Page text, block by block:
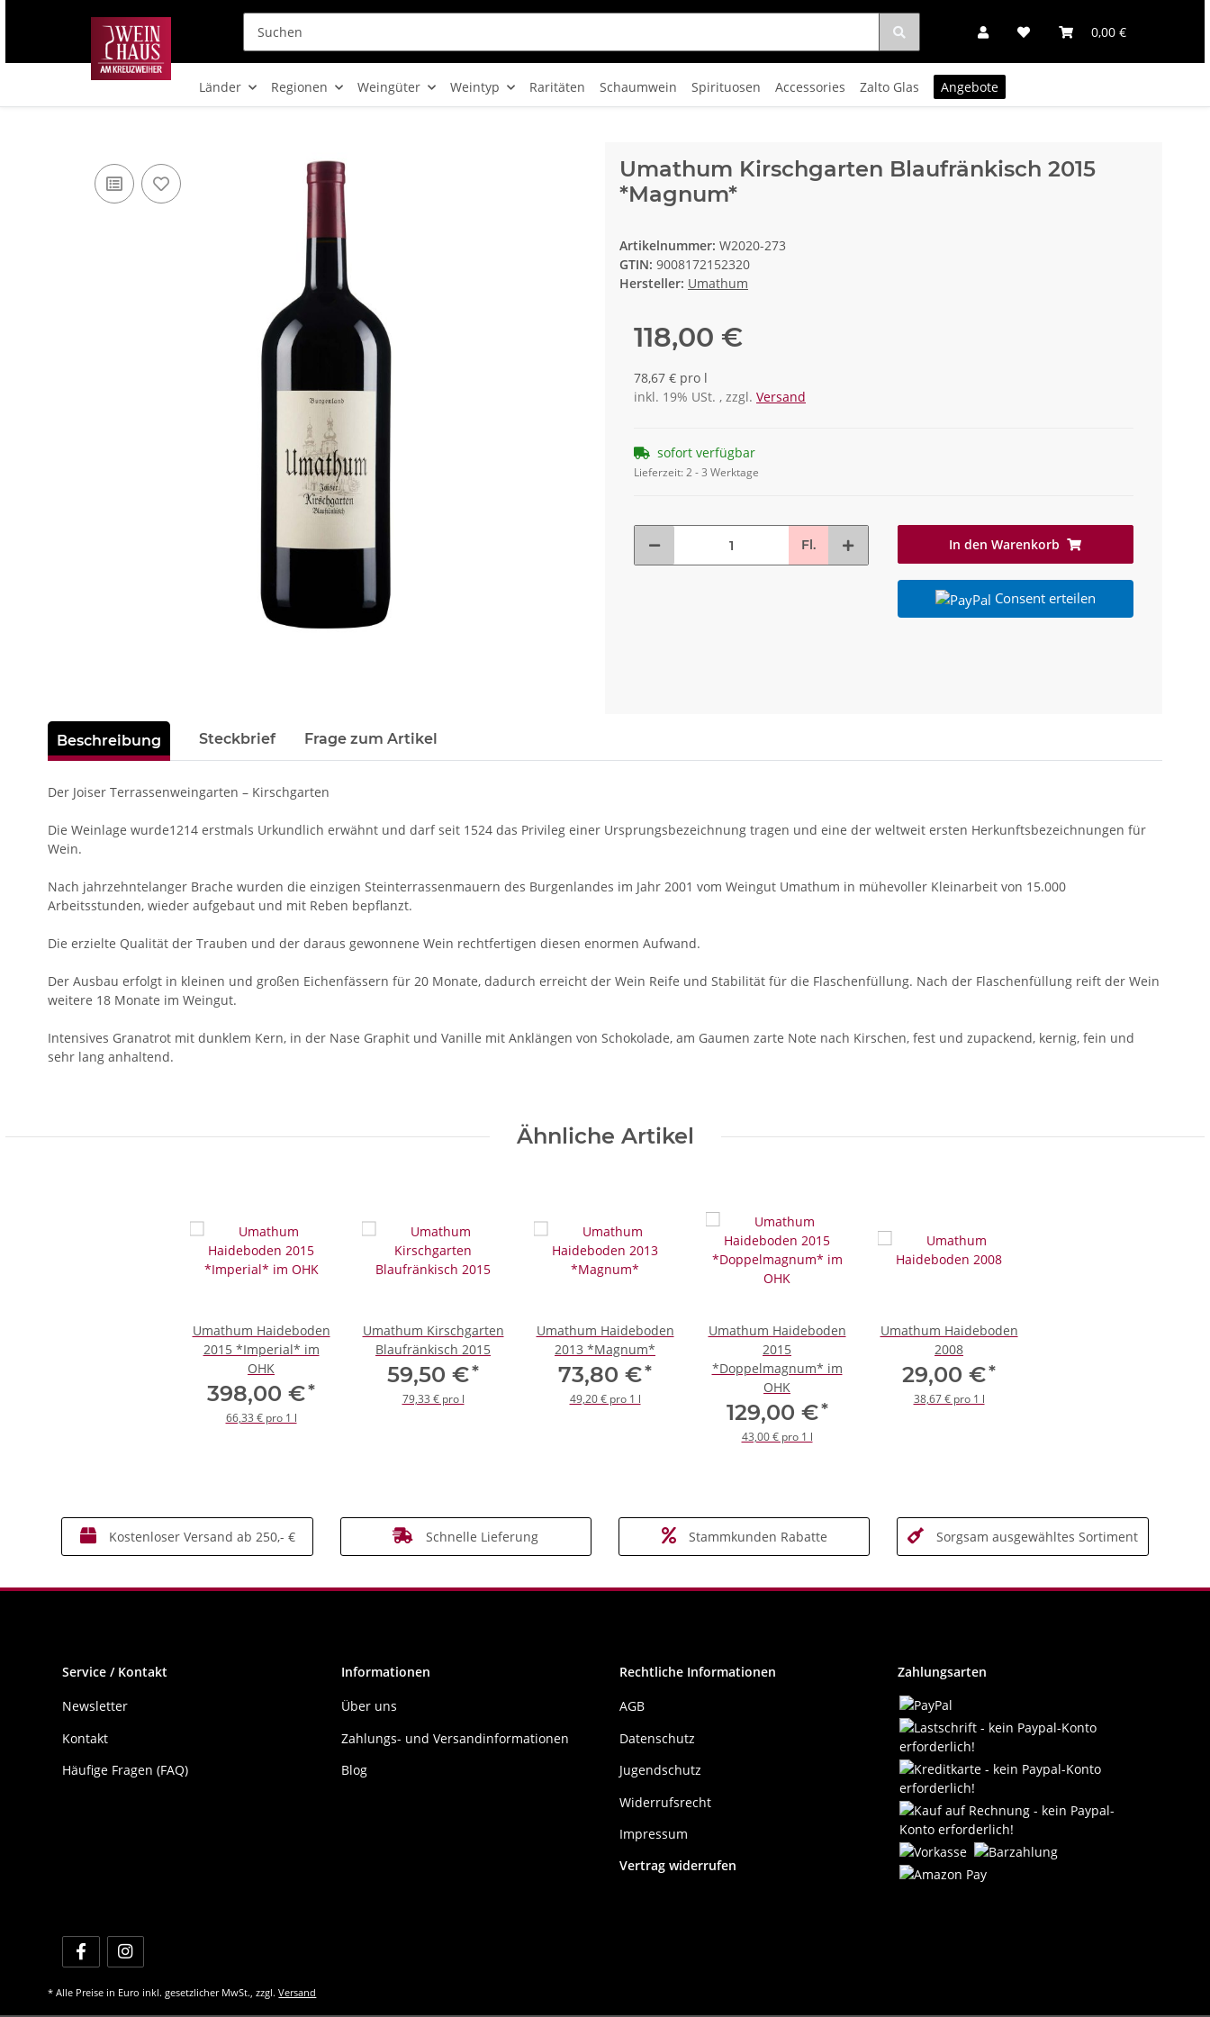
0,00 €
Länder Regionen Weingüter Weintyp Raritäten Schaumwein Spirituosen Accessories Zalto Glas Angebote
Umathum Kirschgarten Blaufränkisch 2015
*Magnum*
Artikelnummer: W2020-273
GTIN: 9008172152320
Hersteller: Umathum
118,00 €
78,67 € pro l
inkl. 19% USt. , zzgl. Versand
sofort verfügbar
Lieferzeit:2 - 3 Werktage
Fl. In den Warenkorb
Consent erteilen
Beschreibung Steckbrief Frage zum Artikel
Der Joiser Terrassenweingarten – Kirschgarten
Die Weinlage wurde1214 erstmals Urkundlich erwähnt und darf seit 1524 das Privileg einer Ursprungsbezeichnung tragen und eine der weltweit ersten Herkunftsbezeichnungen für
Wein.
Nach jahrzehntelanger Brache wurden die einzigen Steinterrassenmauern des Burgenlandes im Jahr 2001 vom Weingut Umathum in mühevoller Kleinarbeit von 15.000
Arbeitsstunden, wieder aufgebaut und mit Reben bepflanzt.
Die erzielte Qualität der Trauben und der daraus gewonnene Wein rechtfertigen diesen enormen Aufwand.
Der Ausbau erfolgt in kleinen und großen Eichenfässern für 20 Monate, dadurch erreicht der Wein Reife und Stabilität für die Flaschenfüllung. Nach der Flaschenfüllung reift der Wein
weitere 18 Monate im Weingut.
Intensives Granatrot mit dunklem Kern, in der Nase Graphit und Vanille mit Anklängen von Schokolade, am Gaumen zarte Note nach Kirschen, fest und zupackend, kernig, fein und
sehr lang anhaltend.
Ähnliche Artikel
Umathum Haideboden
2015 *Imperial* im
OHK
398,00 €*
66,33 € pro 1 l
Umathum Kirschgarten
Blaufränkisch 2015
59,50 €*
79,33 € pro l
Umathum Haideboden
2013 *Magnum*
73,80 €*
49,20 € pro 1 l
Umathum Haideboden
2015
*Doppelmagnum* im
OHK
129,00 €*
43,00 € pro 1 l
Umathum Haideboden
2008
29,00 €*
38,67 € pro 1 l
Kostenloser Versand ab 250,- € Schnelle Lieferung Stammkunden Rabatte Sorgsam ausgewähltes Sortiment
Service / Kontakt
Newsletter
Kontakt
Häufige Fragen (FAQ)
Informationen
Über uns
Zahlungs- und Versandinformationen
Blog
Rechtliche Informationen
AGB
Datenschutz
Jugendschutz
Widerrufsrecht
Impressum
Vertrag widerrufen
Zahlungsarten
* Alle Preise in Euro inkl. gesetzlicher MwSt., zzgl.Versand